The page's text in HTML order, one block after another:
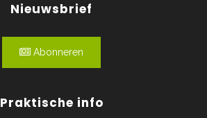
Nieuwsbrief
Abonneren
Praktische info